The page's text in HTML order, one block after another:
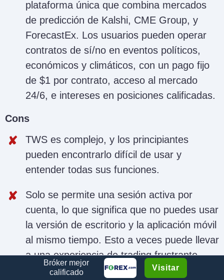
plataforma única que combina mercados
de predicción de Kalshi, CME Group, y
ForecastEx. Los usuarios pueden operar
contratos de sí/no en eventos políticos,
económicos y climáticos, con un pago fijo
de $1 por contrato, acceso al mercado
24/6, e intereses en posiciones calificadas.
Cons
TWS es complejo, y los principiantes
pueden encontrarlo difícil de usar y
entender todas sus funciones.
Solo se permite una sesión activa por
cuenta, lo que significa que no puedes usar
la versión de escritorio y la aplicación móvil
al mismo tiempo. Esto a veces puede llevar
a una experiencia de trading frustrante.
Bróker mejor
calificado
Visitar